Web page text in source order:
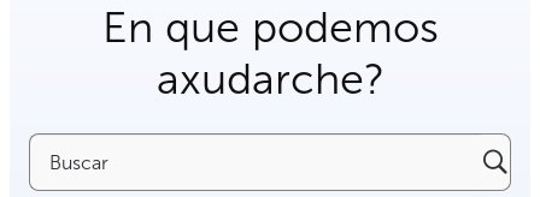
En que podemos
axudarche?
Buscar